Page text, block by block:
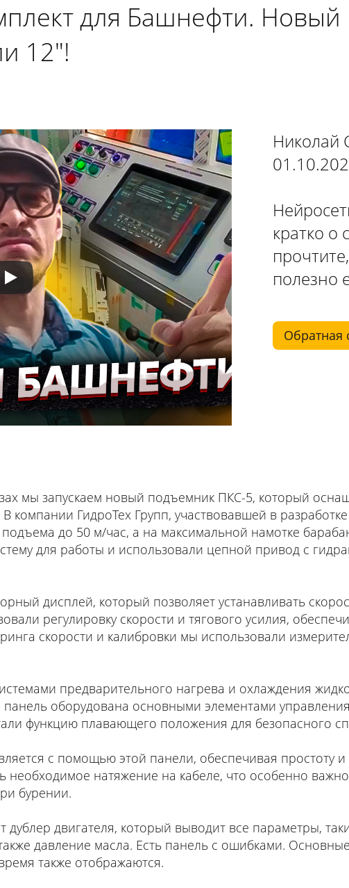
для Башнефти. Новый
12"!
Николай
кратко о
полезно
Обратная
мы запускаем новый подъемник ПКС-5, который
ГидроТех Групп, участвовавшей в
до 50 м/час, а на максимальной намотке
для работы и использовали цепной привод с
дисплей, который позволяет устанавливать
регулировку скорости и тягового усилия,
скорости и калибровки мы использовали
предварительного нагрева и охлаждения
оборудована основными элементами
функцию плавающего положения для безопасного
с помощью этой панели, обеспечивая простоту и
необходимое натяжение на кабеле, что особенно
бурении.
дублер двигателя, который выводит все параметры,
давление масла. Есть панель с ошибками.
также отображаются.